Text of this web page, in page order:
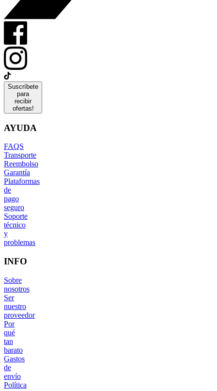
Suscríbete
para
recibir
ofertas!
AYUDA
FAQS
Transporte
Reembolso
Garantía
Plataformas
de
pago
seguro
Soporte
técnico
y
problemas
INFO
Sobre
nosotros
Ser
nuestro
proveedor
Por
qué
tan
barato
Gastos
de
envío
Política